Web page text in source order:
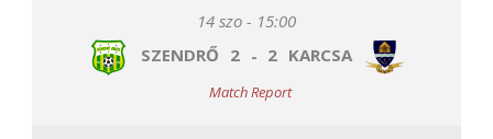
14 szo - 15:00
SZENDRŐ 2 - 2 KARCSA
Match Report